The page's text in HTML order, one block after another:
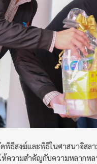
พิธีสงฆ์และพิธีในศาสนาอิสล
ห้ความสำคัญกับความหลากห